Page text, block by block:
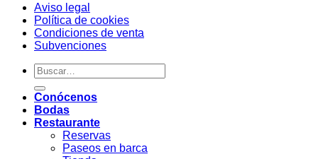
Aviso legal
Política de cookies
Condiciones de venta
Subvenciones
Conócenos
Bodas
Restaurante
Reservas
Paseos en barca